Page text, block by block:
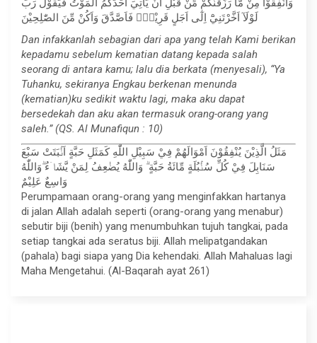
وَاَنْفِقُوْا مِنْ مَّا رَزَقْنٰكُمْ مِّنْ قَبْلِ اَنْ يَّأْتِيَ اَحَدَكُمُ الْمَوْتُ فَيَقُوْلَ رَبِّ
لَوْلَآ اَخَّرْتَنِيْٓ اِلٰٓى اَجَلٍ قَرِيْبٍۚ فَاَصَّدَّقَ وَاَكُنْ مِّنَ الصّٰلِحِيْنَ
Dan infakkanlah sebagian dari apa yang telah Kami berikan
kepadamu sebelum kematian datang kepada salah
seorang di antara kamu; lalu dia berkata (menyesali), “Ya
Tuhanku, sekiranya Engkau berkenan menunda
(kematian)ku sedikit waktu lagi, maka aku dapat
bersedekah dan aku akan termasuk orang-orang yang
saleh.” (QS. Al Munafiqun : 10)
مَثَلُ الَّذِيْنَ يُنْفِقُوْنَ اَمْوَالَهُمْ فِيْ سَبِيْلِ اللّٰهِ كَمَثَلِ حَبَّةٍ اَنْۢبَتَتْ سَبْعَ
سَنَابِلَ فِيْ كُلِّ سُنْۢبُلَةٍ مِّائَةُ حَبَّةٍ ۗ وَاللّٰهُ يُضٰعِفُ لِمَنْ يَّشَاۤءُ ۗوَاللّٰهُ
وَاسِعٌ عَلِيْمٌ
Perumpamaan orang-orang yang menginfakkan hartanya
di jalan Allah adalah seperti (orang-orang yang menabur)
sebutir biji (benih) yang menumbuhkan tujuh tangkai, pada
setiap tangkai ada seratus biji. Allah melipatgandakan
(pahala) bagi siapa yang Dia kehendaki. Allah Mahaluas lagi
Maha Mengetahui. (Al-Baqarah ayat 261)